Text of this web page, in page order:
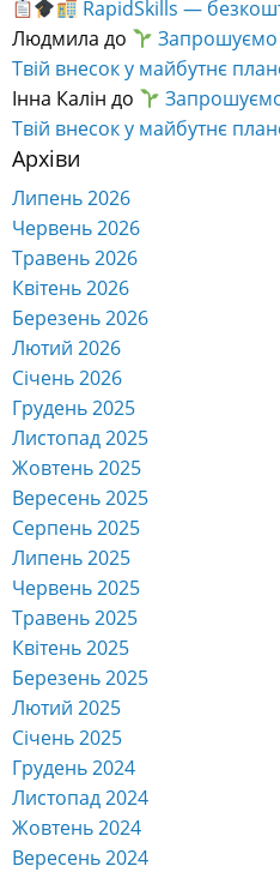
RapidSkills —
Людмила до
Запрошуємо
Твій внесок у майбутнє
Інна Калін до
Твій внесок у майбутнє
Архіви
Липень 2026
Червень 2026
Травень 2026
Квітень 2026
Березень 2026
Лютий 2026
Січень 2026
Грудень 2025
Листопад 2025
Жовтень 2025
Вересень 2025
Серпень 2025
Липень 2025
Червень 2025
Травень 2025
Квітень 2025
Березень 2025
Лютий 2025
Січень 2025
Грудень 2024
Листопад 2024
Жовтень 2024
Вересень 2024